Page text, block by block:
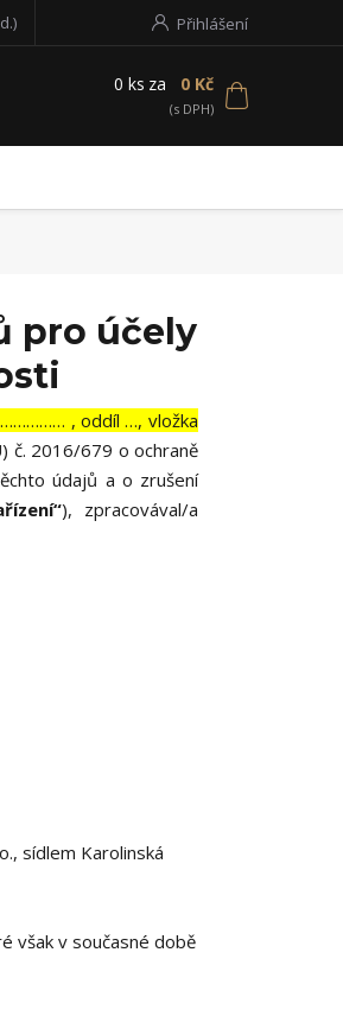
Přihlášení
0 ks za 0 Kč
pro účely
, oddíl …, vložka
č. 2016/679 o ochraně
údajů a o zrušení
), zpracovával/a
sídlem Karolinská
však v současné době